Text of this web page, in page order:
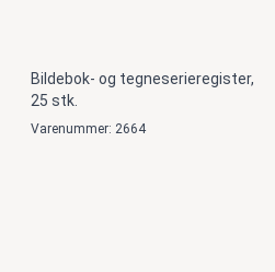
Bildebok- og tegneserieregister,
25 stk.
Varenummer: 2664